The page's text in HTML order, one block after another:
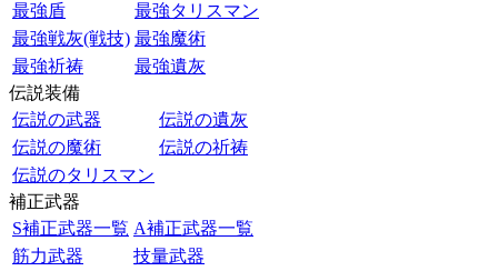
最強盾
最強タリスマン
最強戦灰(戦技) 最強魔術
最強祈祷
最強遺灰
伝説装備
伝説の武器
伝説の遺灰
伝説の魔術
伝説の祈祷
伝説のタリスマン
補正武器
S補正武器一覧 A補正武器一覧
筋力武器
技量武器